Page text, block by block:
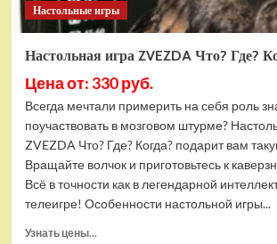
Настольные игры
Настольная игра ZVEZDA Что? Где?
Цена от: 330 руб.
Всегда мечтали примерить на себя роль
поучаствовать в мозговом штурме?
ZVEZDA Что? Где? Когда? подарит вам
Вращайте волчок и приготовьтесь к
Всё в точности как в легендарной
телеигре! Особенности настольной игры...
Узнать цены...